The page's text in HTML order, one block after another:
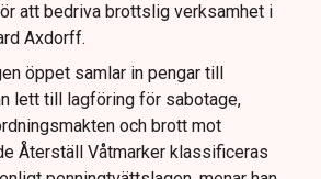
att bedriva brottslig verksamhet i
Axdorff.
öppet samlar in pengar till
lett till lagföring för sabotage,
och brott mot
Återställ Våtmarker klassificeras